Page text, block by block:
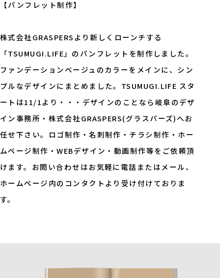
【パンフレット制作】
株式会社GRASPERSより新しくローンチする
「TSUMUGI.LIFE」のパンフレットを制作しました。
ファンデーションベージュのカラーをメインに、シン
プルなデザインにまとめました。TSUMUGI.LIFE スタ
ートは11/1より・・・デザインのことなら岐阜のデザ
イン事務所・株式会社GRASPERS(グラスパーズ)へお
任せ下さい。ロゴ制作・名刺制作・チラシ制作・ホー
ムページ制作・WEBデザイン・動画制作等をご依頼頂
けます。お問い合わせはお気軽に電話またはメール、
ホームページ内のコンタクトより受け付けておりま
す。